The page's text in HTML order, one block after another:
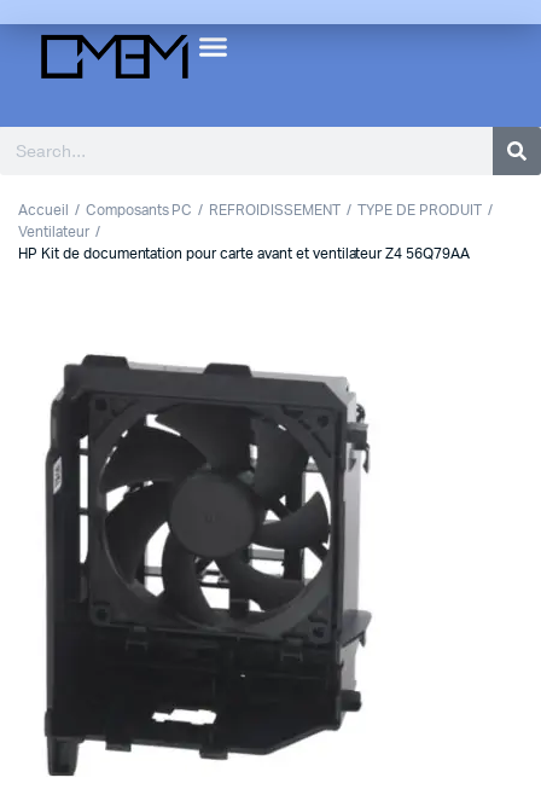
Accueil Composants PC REFROIDISSEMENT
TYPE DE PRODUIT
Ventilateur
HP Kit de documentation pour carte avant et ventilateur Z4 56Q79AA